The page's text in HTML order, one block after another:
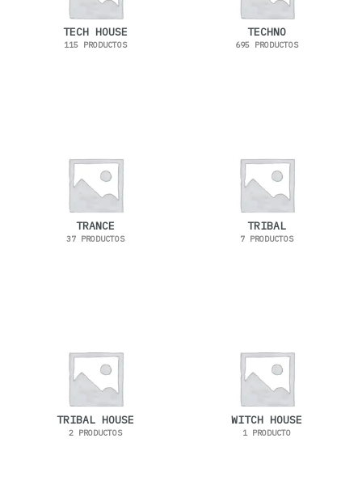
TECH HOUSE
115 PRODUCTOS
TECHNO
695 PRODUCTOS
TRANCE
37 PRODUCTOS
TRIBAL
7 PRODUCTOS
TRIBAL HOUSE
2 PRODUCTOS
WITCH HOUSE
1 PRODUCTO